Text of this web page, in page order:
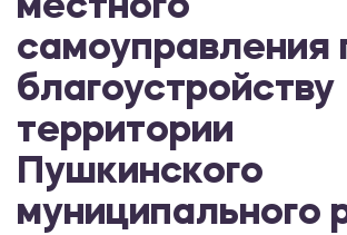
местного
самоуправления
благоустройству
территории
Пушкинского
муниципального